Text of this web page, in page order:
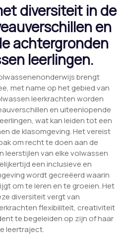
diversiteit in de
en
achtergronden
leerlingen.
brengt
met name op het gebied van
leerkrachten worden
en uiteenlopende
wat kan leiden tot een
de klasomgeving. Het vereist
om recht te doen aan de
leerstijlen van elke volwassen
een inclusieve en
wordt gecreëerd waarin
om te leren en te groeien. Het
diversiteit vergt van
flexibiliteit, creativiteit
te begeleiden op zijn of haar
leertraject.